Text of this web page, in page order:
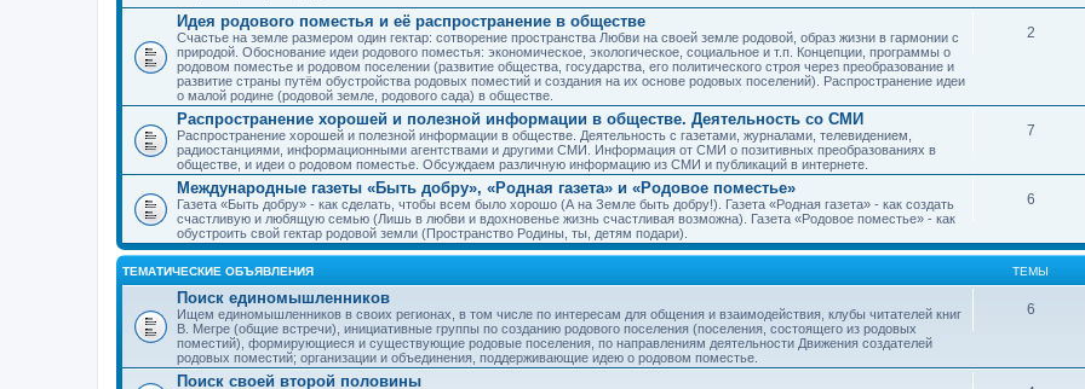
Идея родового поместья и её распространение в обществе
Счастье на земле размером один гектар: сотворение пространства Любви на своей земле родовой, образ жизни в гармонии с
природой. Обоснование идеи родового поместья: экономическое, экологическое, социальное и т.п. Концепции, программы о
родовом поместье и родовом поселении (развитие общества, государства, его политического строя через преобразование и
развитие страны путём обустройства родовых поместий и создания на их основе родовых поселений). Распространение идеи
о малой родине (родовой земле, родового сада) в обществе.
2
Распространение хорошей и полезной информации в обществе. Деятельность со СМИ
Распространение хорошей и полезной информации в обществе. Деятельность с газетами, журналами, телевидением,
радиостанциями, информационными агентствами и другими СМИ. Информация от СМИ о позитивных преобразованиях в
обществе, и идеи о родовом поместье. Обсуждаем различную информацию из СМИ и публикаций в интернете.
7
Международные газеты «Быть добру», «Родная газета» и «Родовое поместье»
Газета «Быть добру» - как сделать, чтобы всем было хорошо (А на Земле быть добру!). Газета «Родная газета» - как создать
счастливую и любящую семью (Лишь в любви и вдохновенье жизнь счастливая возможна). Газета «Родовое поместье» - как
обустроить свой гектар родовой земли (Пространство Родины, ты, детям подари).
6
ТЕМАТИЧЕСКИЕ ОБЪЯВЛЕНИЯ ТЕМЫ
Поиск единомышленников
Ищем единомышленников в своих регионах, в том числе по интересам для общения и взаимодействия, клубы читателей книг
В. Мегре (общие встречи), инициативные группы по созданию родового поселения (поселения, состоящего из родовых
поместий), формирующиеся и существующие родовые поселения, по направлениям деятельности Движения создателей
родовых поместий; организации и объединения, поддерживающие идею о родовом поместье.
6
Поиск своей второй половины